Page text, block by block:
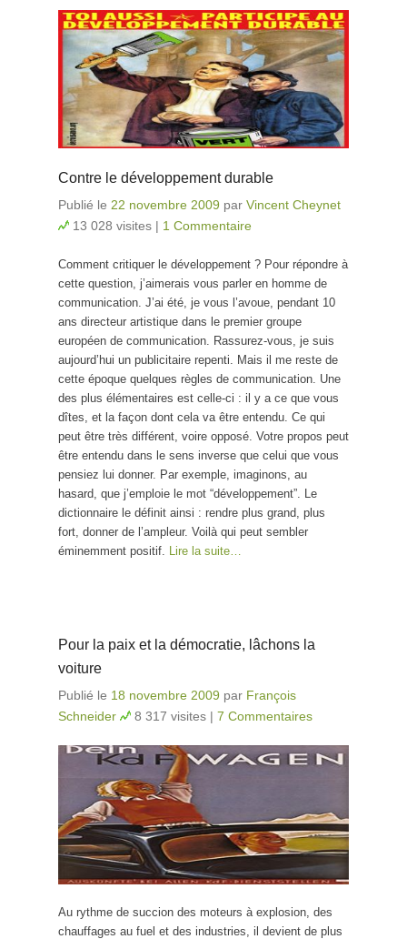
Contre le développement durable
Publié le 22 novembre 2009 par Vincent Cheynet
13 028 visites | 1 Commentaire
Comment critiquer le développement ? Pour répondre à
cette question, j’aimerais vous parler en homme de
communication. J’ai été, je vous l’avoue, pendant 10
ans directeur artistique dans le premier groupe
européen de communication. Rassurez-vous, je suis
aujourd’hui un publicitaire repenti. Mais il me reste de
cette époque quelques règles de communication. Une
des plus élémentaires est celle-ci : il y a ce que vous
dîtes, et la façon dont cela va être entendu. Ce qui
peut être très différent, voire opposé. Votre propos peut
être entendu dans le sens inverse que celui que vous
pensiez lui donner. Par exemple, imaginons, au
hasard, que j’emploie le mot “développement”. Le
dictionnaire le définit ainsi : rendre plus grand, plus
fort, donner de l’ampleur. Voilà qui peut sembler
éminemment positif. Lire la suite…
Pour la paix et la démocratie, lâchons la
voiture
Publié le 18 novembre 2009 par François
Schneider
8 317 visites | 7 Commentaires
Au rythme de succion des moteurs à explosion, des
chauffages au fuel et des industries, il devient de plus